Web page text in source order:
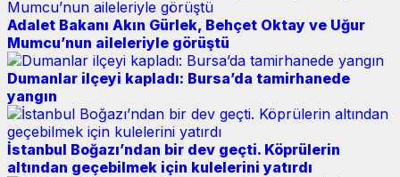
Adalet Bakanı Akın Gürlek, Behçet Oktay ve Uğur
Mumcu’nun aileleriyle görüştü
Dumanlar ilçeyi kapladı: Bursa’da tamirhanede
yangın
İstanbul Boğazı’ndan bir dev geçti. Köprülerin
altından geçebilmek için kulelerini yatırdı